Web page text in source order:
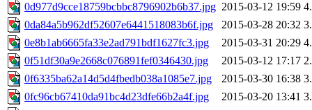
0d977d9cce18759bcbbc8796902b6b37.jpg 2015-03-12 19:59
0da84a5b962df52607e6441518083b6f.jpg
2015-03-28 20:32
0e8b1ab6665fa33e2ad791bdf1627fc3.jpg
2015-03-31 20:29
0f51df30a9e2668c076891fef0346430.jpg
2015-03-12 17:17
0f6335ba62a14d5d4fbedb038a1085e7.jpg
2015-03-30 16:38
0fc96cb67410da91bc4d23dfe66b2a4f.jpg
2015-03-20 13:41